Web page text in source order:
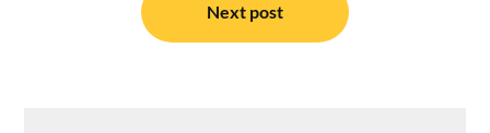
Next post